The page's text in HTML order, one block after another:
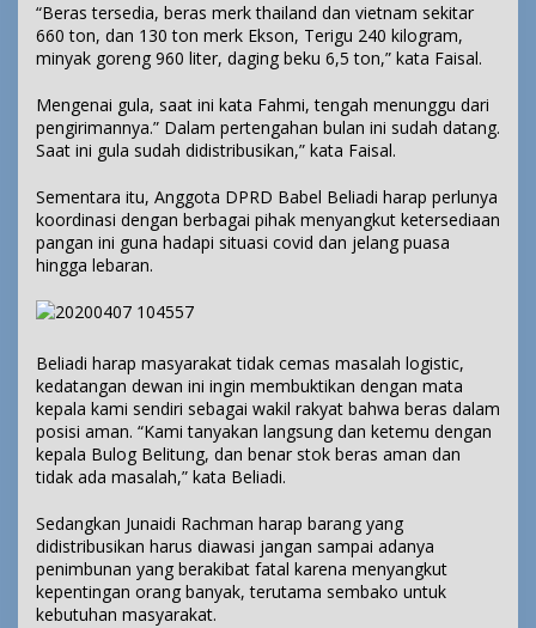
“Beras tersedia, beras merk thailand dan vietnam sekitar
660 ton, dan 130 ton merk Ekson, Terigu 240 kilogram,
minyak goreng 960 liter, daging beku 6,5 ton,” kata Faisal.
Mengenai gula, saat ini kata Fahmi, tengah menunggu dari
pengirimannya.” Dalam pertengahan bulan ini sudah datang.
Saat ini gula sudah didistribusikan,” kata Faisal.
Sementara itu, Anggota DPRD Babel Beliadi harap perlunya
koordinasi dengan berbagai pihak menyangkut ketersediaan
pangan ini guna hadapi situasi covid dan jelang puasa
hingga lebaran.
Beliadi harap masyarakat tidak cemas masalah logistic,
kedatangan dewan ini ingin membuktikan dengan mata
kepala kami sendiri sebagai wakil rakyat bahwa beras dalam
posisi aman. “Kami tanyakan langsung dan ketemu dengan
kepala Bulog Belitung, dan benar stok beras aman dan
tidak ada masalah,” kata Beliadi.
Sedangkan Junaidi Rachman harap barang yang
didistribusikan harus diawasi jangan sampai adanya
penimbunan yang berakibat fatal karena menyangkut
kepentingan orang banyak, terutama sembako untuk
kebutuhan masyarakat.